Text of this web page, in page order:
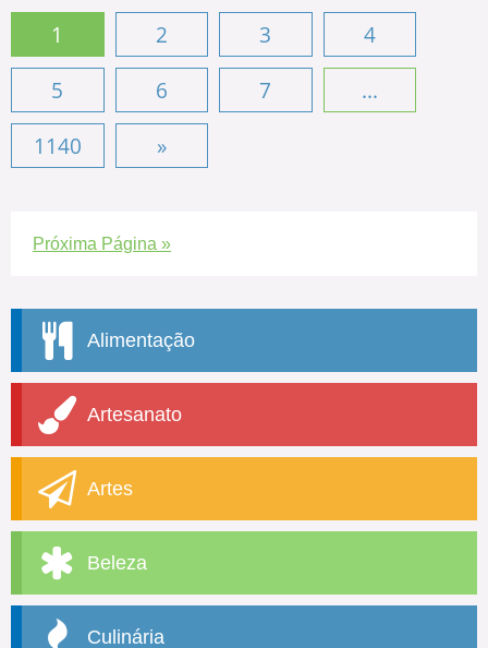
1 2 3
4
5
6 7
...
1140
»
Próxima Página »
Alimentação
Artesanato
Artes
Beleza
Culinária